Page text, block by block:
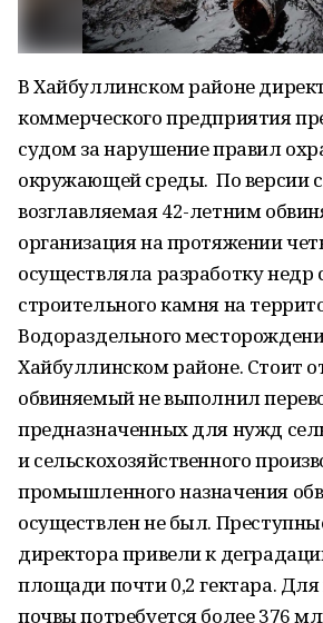
В Хайбуллинском районе
коммерческого предприятия
судом за нарушение правил
окружающей среды. По версии
возглавляемая 42-летним
организация на протяжении
осуществляла разработку
строительного камня на
Водораздельного
Хайбуллинском районе. Стоит
обвиняемый не выполнил
предназначенных для нужд
и сельскохозяйственного
промышленного назначения
осуществлен не был.
директора привели к
площади почти 0,2 гектара. Для
почвы потребуется более 376